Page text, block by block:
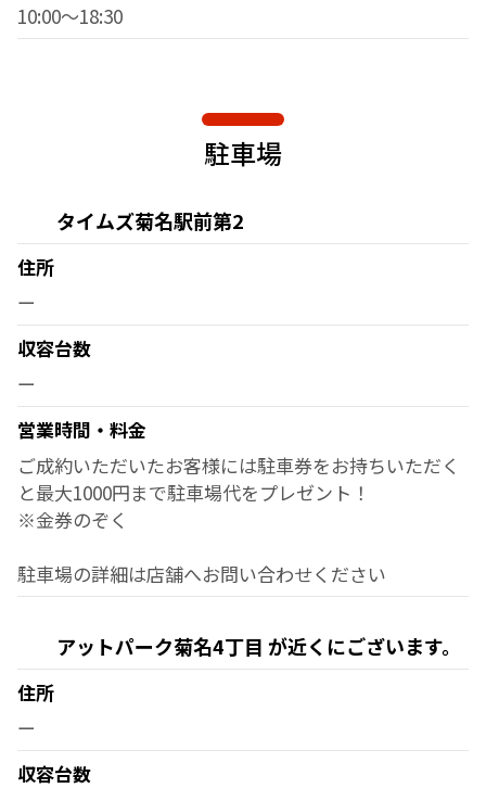
10:00～18:30
駐車場
タイムズ菊名駅前第2
住所
ー
収容台数
ー
営業時間・料金
ご成約いただいたお客様には駐車券をお持ちいただく
と最大1000円まで駐車場代をプレゼント！
※金券のぞく
駐車場の詳細は店舗へお問い合わせください
アットパーク菊名4丁目 が近くにございます。
住所
ー
収容台数